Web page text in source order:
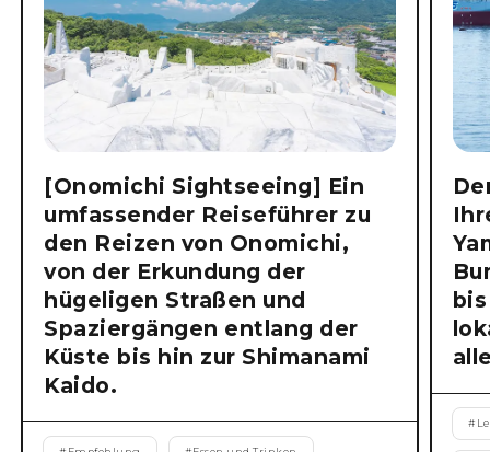
[Onomichi Sightseeing] Ein
umfassender Reiseführer zu
den Reizen von Onomichi,
von der Erkundung der
hügeligen Straßen und
Spaziergängen entlang der
Küste bis hin zur Shimanami
Kaido.
#